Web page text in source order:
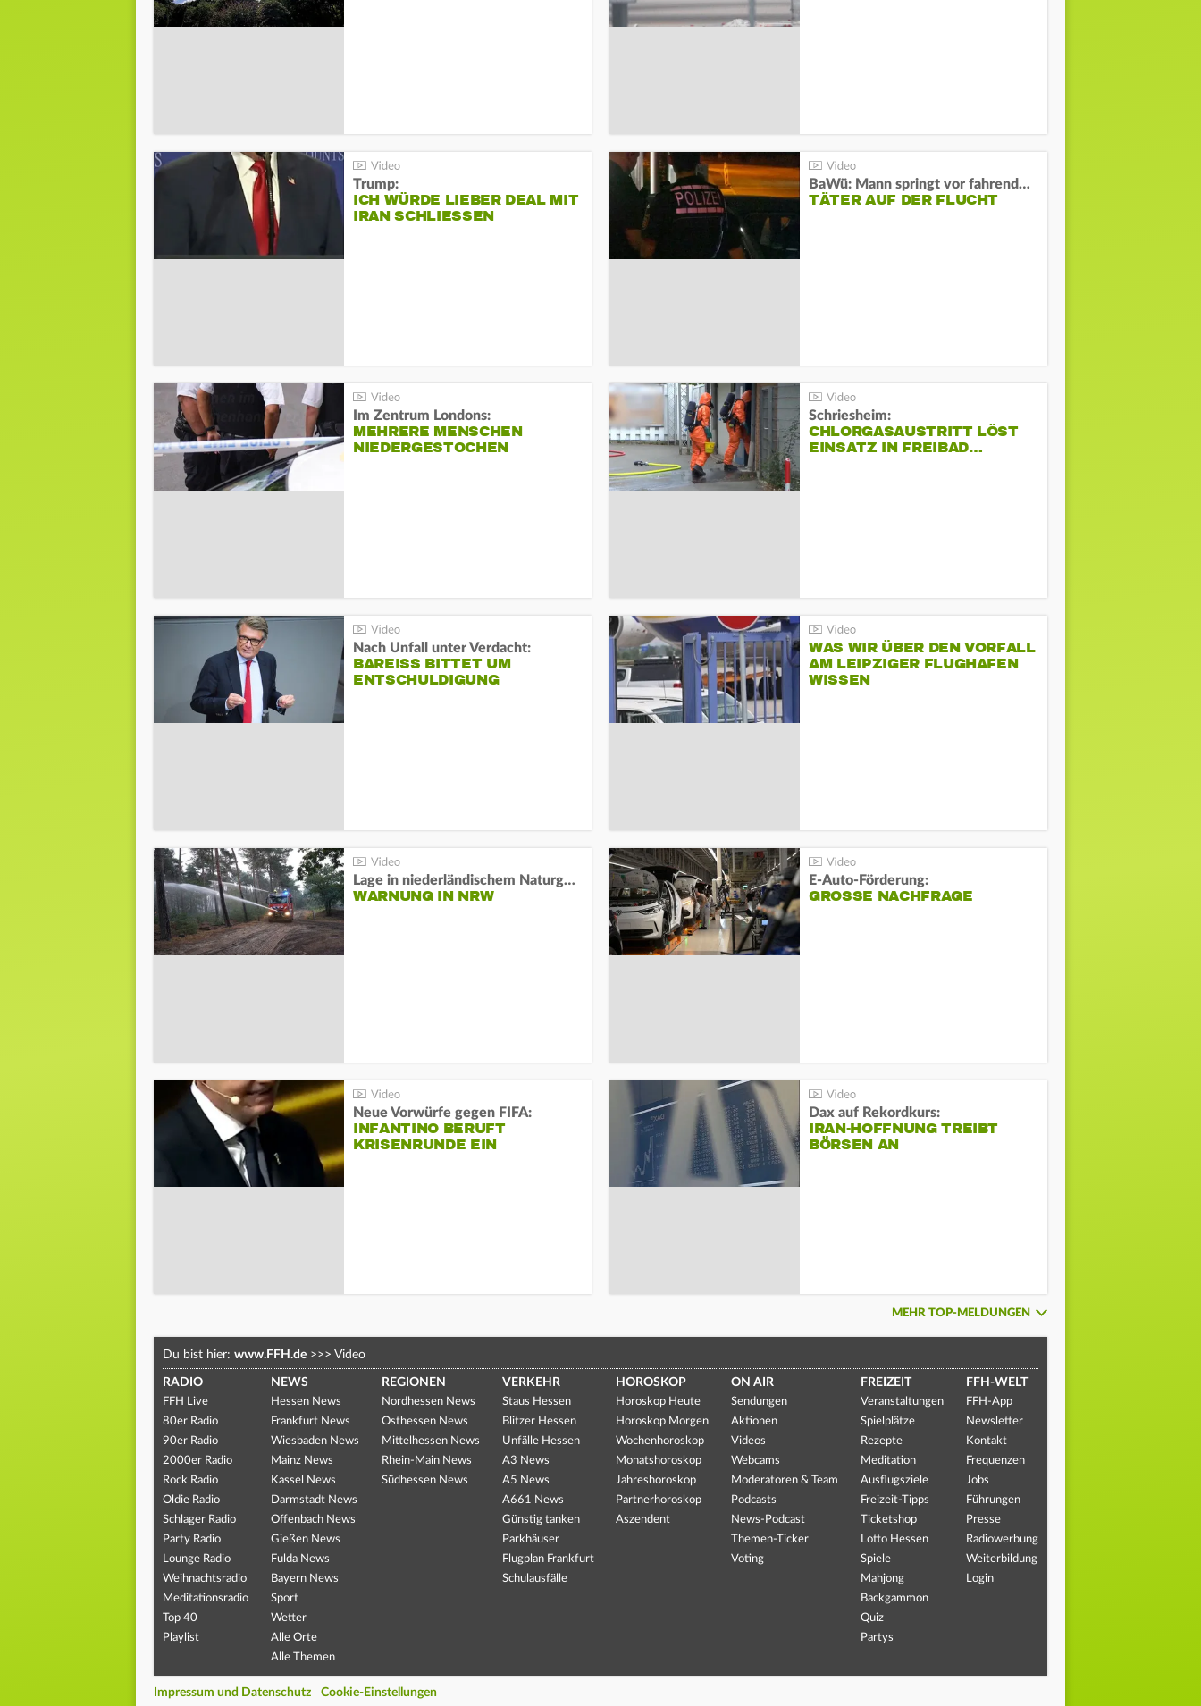
Trump:
ICH WÜRDE LIEBER DEAL MIT
IRAN SCHLIESSEN
BaWü: Mann springt vor fahrendes Auto und schießt
TÄTER AUF DER FLUCHT
Im Zentrum Londons:
MEHRERE MENSCHEN
NIEDERGESTOCHEN
Schriesheim:
CHLORGASAUSTRITT LÖST
EINSATZ IN FREIBAD…
Nach Unfall unter Verdacht:
BAREISS BITTET UM E
NTSCHULDIGUNG
WAS WIR ÜBER DEN VORFALL
AM LEIPZIGER FLUGHAFEN
WISSEN
Lage in niederländischem Naturgebiet stabil
WARNUNG IN NRW
E-Auto-Förderung:
GROSSE NACHFRAGE
Neue Vorwürfe gegen FIFA:
INFANTINO BERUFT
KRISENRUNDE EIN
Dax auf Rekordkurs:
IRAN-HOFFNUNG TREIBT
BÖRSEN AN
MEHR TOP-MELDUNGEN
Du bist hier: www.FFH.de >>> Video
RADIO
FFH Live
80er Radio
90er Radio
2000er Radio
Rock Radio
Oldie Radio
Schlager Radio
Party Radio
Lounge Radio
Weihnachtsradio
Meditationsradio
Top 40
Playlist
NEWS
Hessen News
Frankfurt News
Wiesbaden News
Mainz News
Kassel News
Darmstadt News
Offenbach News
Gießen News
Fulda News
Bayern News
Sport
Wetter
Alle Orte
Alle Themen
REGIONEN
Nordhessen News
Osthessen News
Mittelhessen News
Rhein-Main News
Südhessen News
VERKEHR
Staus Hessen
Blitzer Hessen
Unfälle Hessen
A3 News
A5 News
A661 News
Günstig tanken
Parkhäuser
Flugplan Frankfurt
Schulausfälle
HOROSKOP
Horoskop Heute
Horoskop Morgen
Wochenhoroskop
Monatshoroskop
Jahreshoroskop
Partnerhoroskop
Aszendent
ON AIR
Sendungen
Aktionen
Videos
Webcams
Moderatoren & Team
Podcasts
News-Podcast
Themen-Ticker
Voting
FREIZEIT
Veranstaltungen
Spielplätze
Rezepte
Meditation
Ausflugsziele
Freizeit-Tipps
Ticketshop
Lotto Hessen
Spiele
Mahjong
Backgammon
Quiz
Partys
FFH-WELT
FFH-App
Newsletter
Kontakt
Frequenzen
Jobs
Führungen
Presse
Radiowerbung
Weiterbildung
Login
Impressum und Datenschutz Cookie-Einstellungen